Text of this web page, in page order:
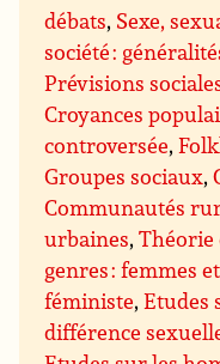
débats, Sexe,
société :
Prévisions
Croyances
controversée,
Groupes sociaux,
Communautés
urbaines,Théorie
genres : femmes
féministe,Etudes
différence